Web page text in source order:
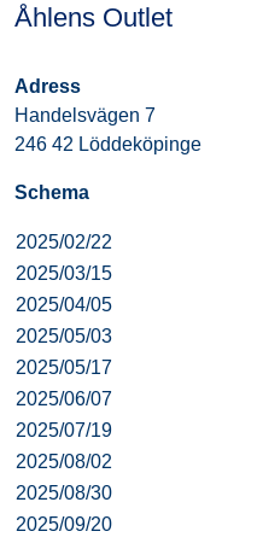
Åhlens Outlet
Adress
Handelsvägen 7
246 42 Löddeköpinge
Schema
2025/02/22
2025/03/15
2025/04/05
2025/05/03
2025/05/17
2025/06/07
2025/07/19
2025/08/02
2025/08/30
2025/09/20